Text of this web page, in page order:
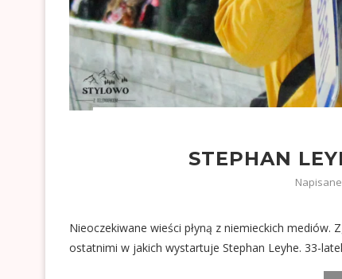
STEPHAN
Nieoczekiwane wieści płyną z niemieckich
ostatnimi w jakich wystartuje Stephan Leyhe. 33-